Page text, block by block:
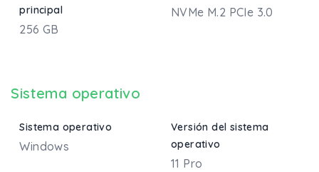
principal
256 GB
NVMe M.2 PCIe 3.0
Sistema operativo
Sistema operativo
Windows
Versión del sistema
operativo
11 Pro